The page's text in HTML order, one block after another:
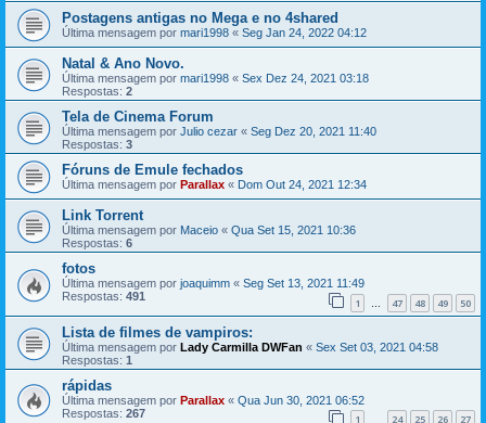
Postagens antigas no Mega e no 4shared
Última mensagem por mari1998 « Seg Jan 24, 2022 04:12
Natal & Ano Novo.
Última mensagem por mari1998 « Sex Dez 24, 2021 03:18
Respostas: 2
Tela de Cinema Forum
Última mensagem por Julio cezar « Seg Dez 20, 2021 11:40
Respostas: 3
Fóruns de Emule fechados
Última mensagem por Parallax « Dom Out 24, 2021 12:34
Link Torrent
Última mensagem por Maceio « Qua Set 15, 2021 10:36
Respostas: 6
fotos
Última mensagem por joaquimm « Seg Set 13, 2021 11:49
Respostas: 491 1 … 47 48 49 50
Lista de filmes de vampiros:
Última mensagem por Lady Carmilla DWFan « Sex Set 03, 2021 04:58
Respostas: 1
rápidas
Última mensagem por Parallax « Qua Jun 30, 2021 06:52
Respostas: 267 1 24 25 26 27